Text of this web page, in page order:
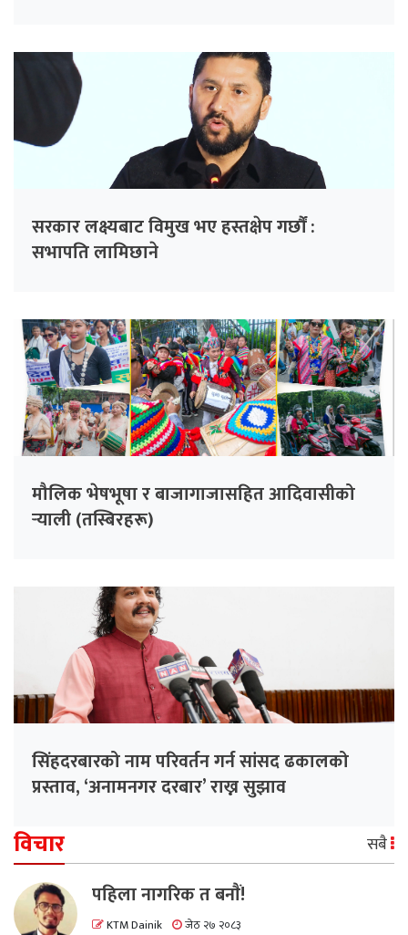
सरकार लक्ष्यबाट विमुख भए हस्तक्षेप गर्छौं :
सभापति लामिछाने
मौलिक भेषभूषा र बाजागाजासहित आदिवासीको
र्‍याली (तस्बिरहरू)
सिंहदरबारको नाम परिवर्तन गर्न सांसद ढकालको
प्रस्ताव, ‘अनामनगर दरबार’ राख्न सुझाव
विचार सबै
पहिला नागरिक त बनाैं!
KTM Dainik जेठ २७ २०८३